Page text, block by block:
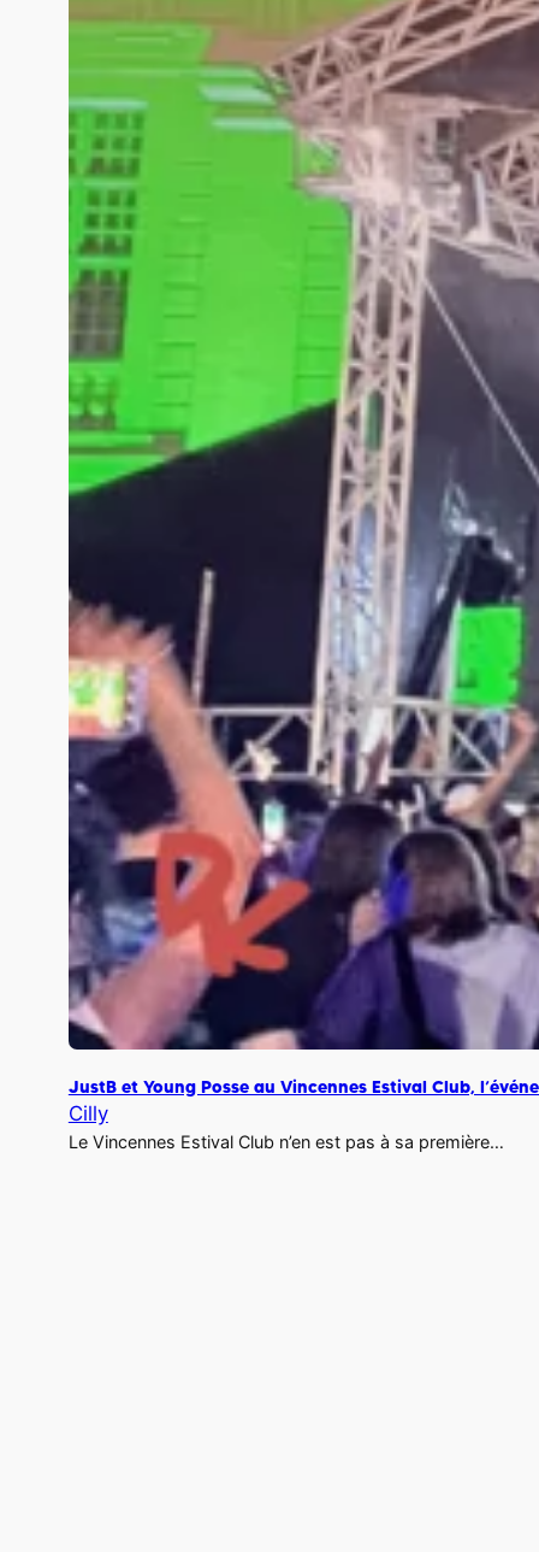
JustB et Young Posse au Vincennes Estival Club,
Cilly
Le Vincennes Estival Club n’en est pas à sa première…